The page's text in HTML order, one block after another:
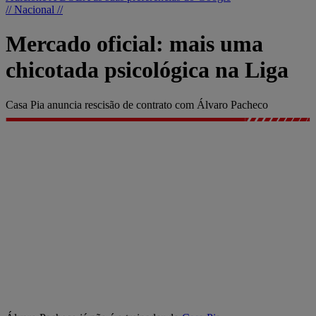
// Nacional //
Mercado oficial: mais uma
chicotada psicológica na Liga
Casa Pia anuncia rescisão de contrato com Álvaro Pacheco